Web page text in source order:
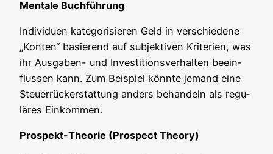
Men­ta­le Buchführung
Indi­vi­du­en kate­go­ri­sie­ren Geld in ver­schie­de­ne
„Kon­ten“ basie­rend auf sub­jek­ti­ven Kri­te­ri­en, was
ihr Aus­ga­ben- und Inves­ti­ti­ons­ver­hal­ten beein­
flus­sen kann. Zum Bei­spiel könn­te jemand eine
Steu­er­rück­erstat­tung anders behan­deln als regu­
lä­res Einkommen.
Pro­spekt-Theo­rie (Pro­s­pect Theory)